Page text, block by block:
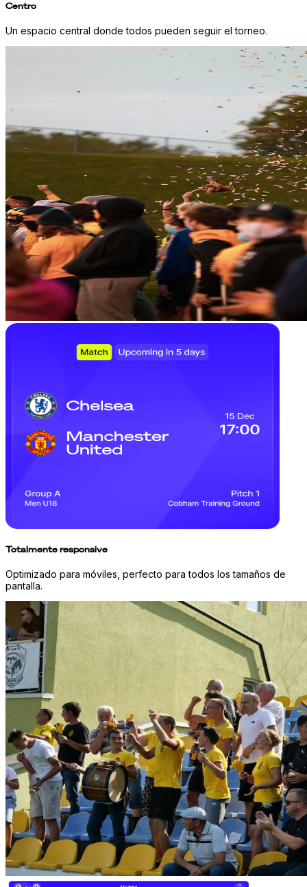
Centro
Un espacio central donde todos pueden seguir el torneo.
Totalmente responsive
Optimizado para móviles, perfecto para todos los tamaños de
pantalla.